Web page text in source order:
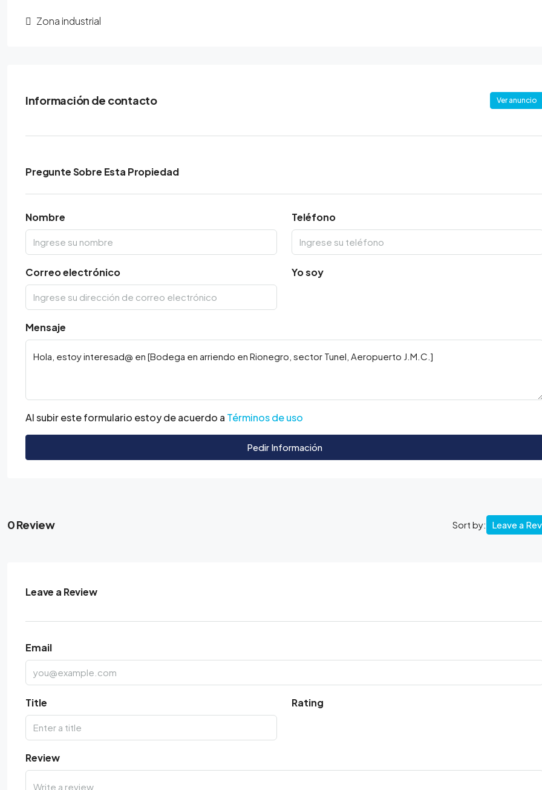
Zona industrial
Información de contacto Ver anuncio
Pregunte Sobre Esta Propiedad
Nombre Teléfono
Correo electrónico Yo soy
Mensaje
Al subir este formulario estoy de acuerdo a Términos de uso
Pedir Información
0 Review Sort by: Leave a
Leave a Review
Email
Title Rating
Review